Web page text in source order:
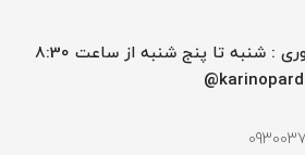
ساعت کار فروشگاه حضوری : شنبه تا پنج شنبه از ساعت 8:30